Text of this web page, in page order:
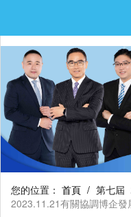
您的位置： 首頁 / 第七屆
2023.11.21有關協調博企發